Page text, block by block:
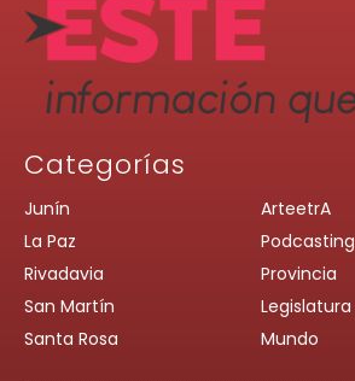
Categorías
Junín
La Paz
Rivadavia
San Martín
Santa Rosa
ArteetrA
Podcasting
Provincia
Legislatura
Mundo